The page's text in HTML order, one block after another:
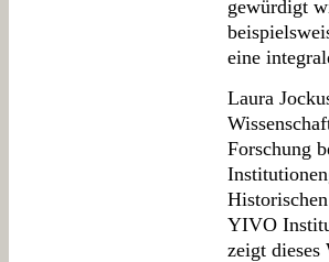
gewürdigt
eine
Laura
Forschung
YIVO
zeigt